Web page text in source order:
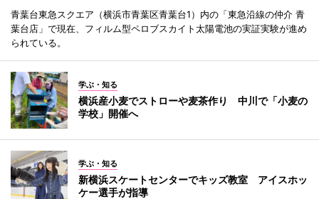
青葉台東急スクエア（横浜市青葉区青葉台1）内の「東急沿線の仲介 青
葉台店」で現在、フィルム型ペロブスカイト太陽電池の実証実験が進め
られている。
学ぶ・知る
横浜産小麦でストローや麦茶作り 中川で「小麦の
学校」開催へ
学ぶ・知る
新横浜スケートセンターでキッズ教室 アイスホッ
ケー選手が指導